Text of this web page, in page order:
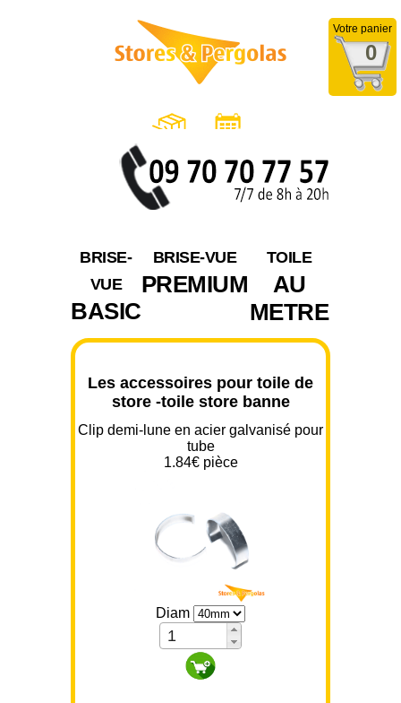
Votre panier
0
BRISE-
VUE
BASIC
BRISE-VUE
PREMIUM
TOILE
AU
METRE
Clip demi-lune en acier galvanisé pour
tube
1.84€ pièce
Diam